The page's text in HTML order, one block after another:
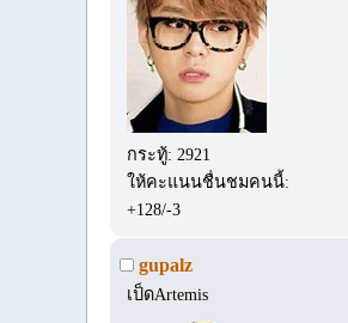
กระทู้: 2921
ให้คะแนนชื่นชมคนนี้:
+128/-3
gupalz
เป็ดArtemis